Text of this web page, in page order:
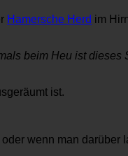
Hamersche Herd im
beim Heu ist dieses
ist.
wenn man darüber